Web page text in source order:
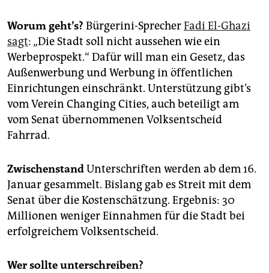
epaper login
Worum geht’s? Bürgerini-SprecherFadi El-Ghazi
sagt: „Die Stadt soll nicht aussehen wie ein
Werbeprospekt.“ Dafür will man ein Gesetz, das
Außenwerbung und Werbung in öffentlichen
Einrichtungen einschränkt. Unterstützung gibt’s
vom Verein Changing Cities, auch beteiligt am
vom Senat übernommenen Volksentscheid
Fahrrad.
ZwischenstandUnterschriften werden ab dem 16.
Januar gesammelt. Bislang gab es Streit mit dem
Senat über die Kostenschätzung. Ergebnis: 30
Millionen weniger Einnahmen für die Stadt bei
erfolgreichem Volksentscheid.
Wer sollte unterschreiben?